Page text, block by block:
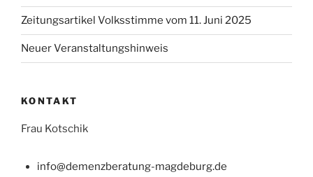
Zeitungsartikel Volksstimme vom 11. Juni 2025
Neuer Veranstaltungshinweis
KONTAKT
Frau Kotschik
info@demenzberatung-magdeburg.de